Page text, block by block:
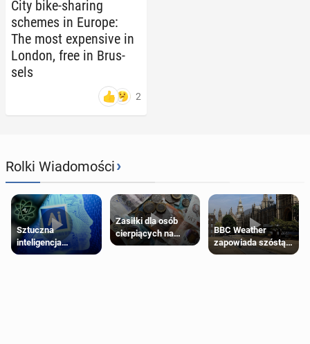
City bike-sharing
schemes in Europe:
The most ex­pen­sive in
London, free in Brus­
sels
2
Rolki Wiadomości›
Sztuczna
inteligencja
próbowała oszukać
Zasiłki dla osób
cierpiących na
schorzenia
BBC Weather
zapowiada szóstą
falę upałów w